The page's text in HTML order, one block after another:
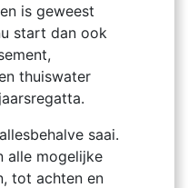
is geweest
start dan ook
thuiswater
saai.
alle mogelijke
tot achten en